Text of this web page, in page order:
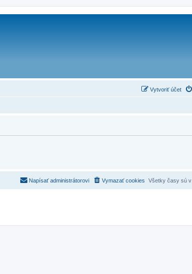
Vytvoriť účet
Všetky časy sú v
Vymazať cookies
Napísať administrátorovi